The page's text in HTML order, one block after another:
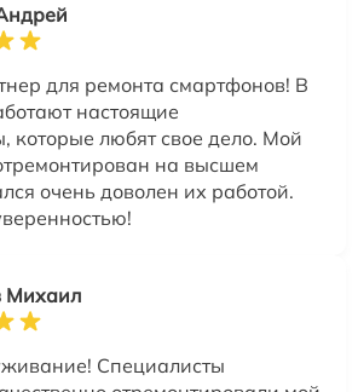
для ремонта смартфонов! В
настоящие
которые любят свое дело. Мой
на высшем
очень доволен их работой.
Михаил
Специалисты